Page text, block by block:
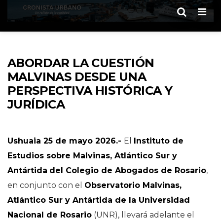
ABORDAR LA CUESTIÓN
MALVINAS DESDE UNA
PERSPECTIVA HISTÓRICA Y
JURÍDICA
Ushuaia 25 de mayo 2026.- El Instituto de
Estudios sobre Malvinas, Atlántico Sur y
Antártida del Colegio de Abogados de Rosario,
en conjunto con el Observatorio Malvinas,
Atlántico Sur y Antártida de la Universidad
Nacional de Rosario (UNR), llevará adelante el